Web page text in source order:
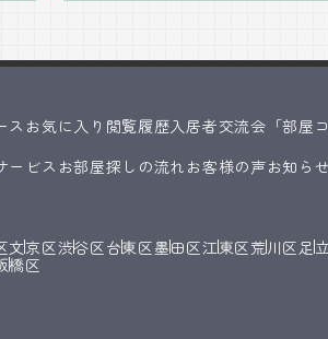
ス お気に入り 閲覧履歴入居者交流会「部屋コ
ービス お部屋探しの流れ お客様の声お知らせ
文京区渋谷区台東区墨田区江東区荒川区 足
橋区